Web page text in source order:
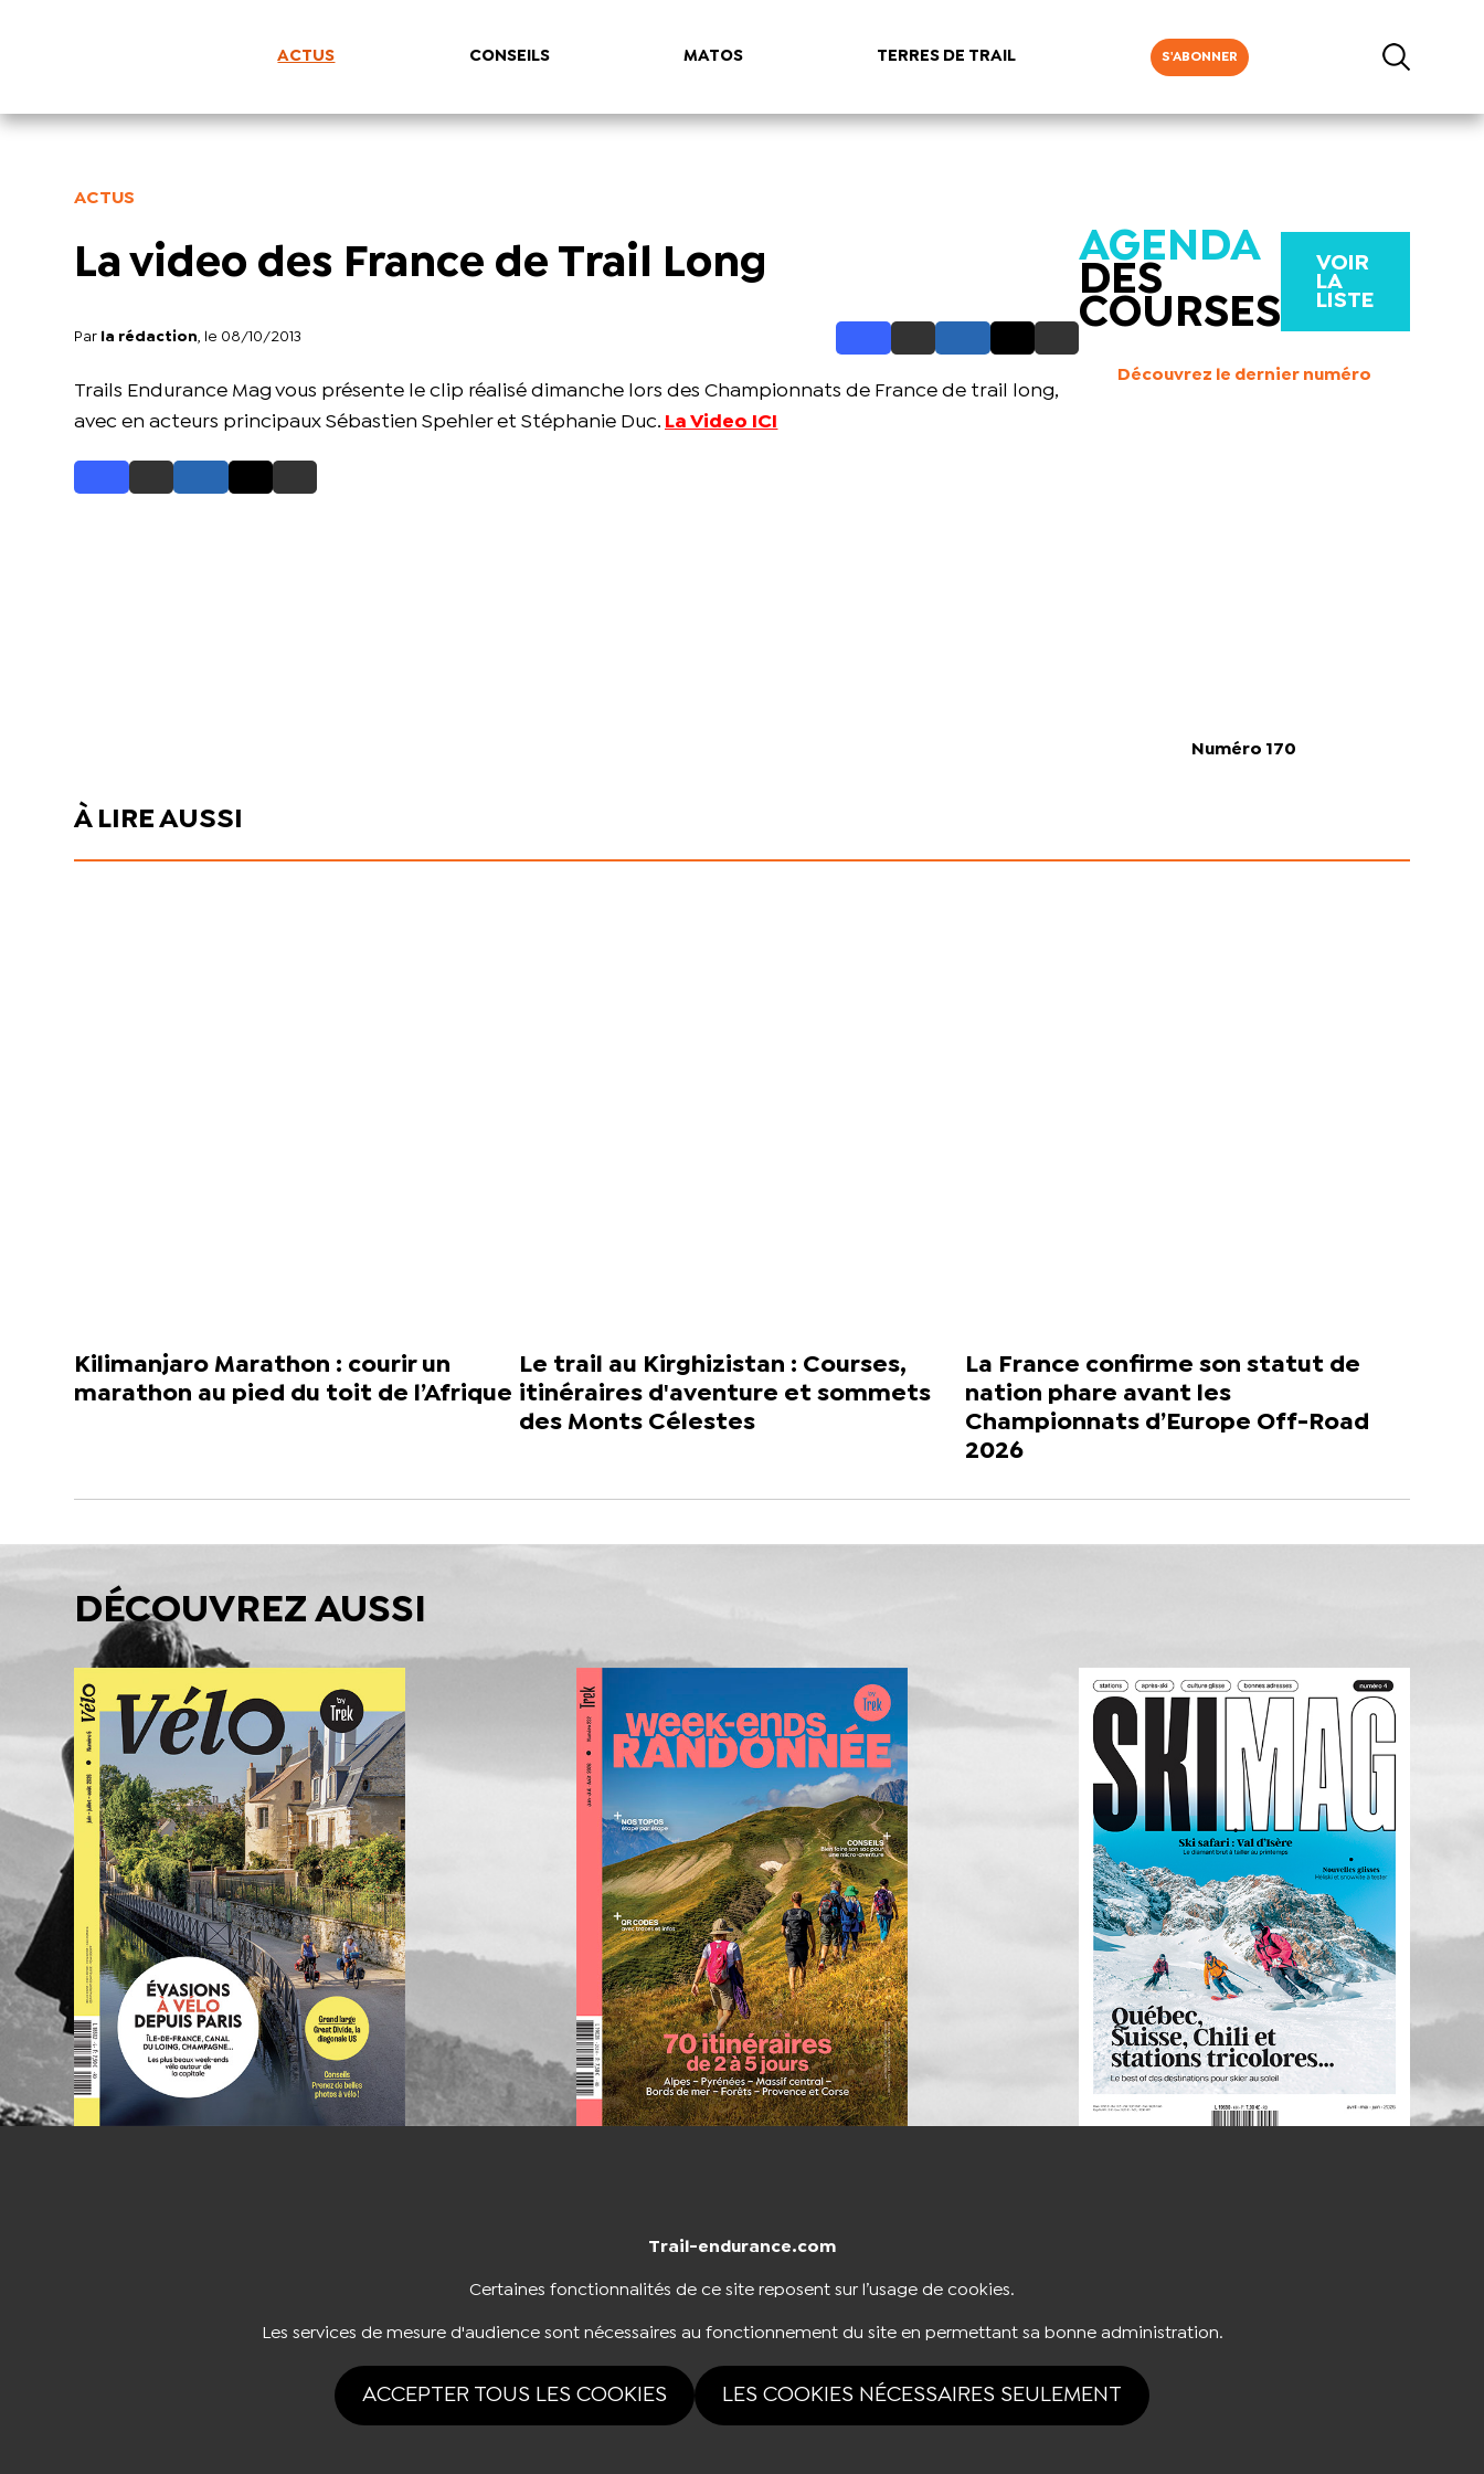
Trail-endurance.com
Certaines fonctionnalités de ce site reposent sur l’usage de cookies.
Les services de mesure d'audience sont nécessaires au fonctionnement du site en permettant sa bonne administration.
ACCEPTER TOUS LES COOKIES LES COOKIES NÉCESSAIRES SEULEMENT
ACTUS CONSEILS MATOS TERRES DE TRAIL S'ABONNER
ACTUS
La video des France de Trail Long
Par la rédaction , le 08/10/2013
Trails Endurance Mag vous présente le clip réalisé dimanche lors des Championnats de France de trail long,
avec en acteurs principaux Sébastien Spehler et Stéphanie Duc. La Video ICI
AGENDA
DES
COURSES
VOIR
LA
LISTE
Découvrez le dernier numéro
Numéro 170
À LIRE AUSSI
Kilimanjaro Marathon : courir un
marathon au pied du toit de l’Afrique
Le trail au Kirghizistan : Courses,
itinéraires d'aventure et sommets
des Monts Célestes
La France confirme son statut de
nation phare avant les
Championnats d’Europe Off-Road
2026
DÉCOUVREZ AUSSI
BOUTIQUE